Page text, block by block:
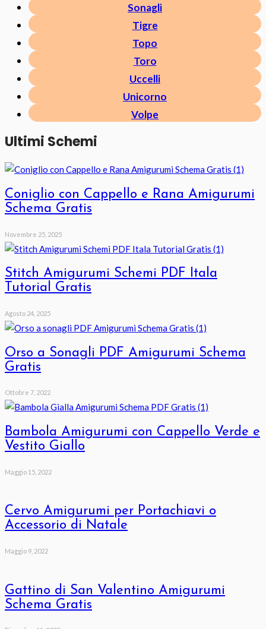
Sonagli
Tigre
Topo
Toro
Uccelli
Unicorno
Volpe
Ultimi Schemi
Coniglio con Cappello e Rana Amigurumi
Schema Gratis
Novembre 25, 2025
Stitch Amigurumi Schemi PDF Itala
Tutorial Gratis
Agosto 24, 2025
Orso a Sonagli PDF Amigurumi Schema
Gratis
Ottobre 7, 2022
Bambola Amigurumi con Cappello Verde e
Vestito Giallo
Maggio 15, 2022
Cervo Amigurumi per Portachiavi o
Accessorio di Natale
Maggio 9, 2022
Gattino di San Valentino Amigurumi
Schema Gratis